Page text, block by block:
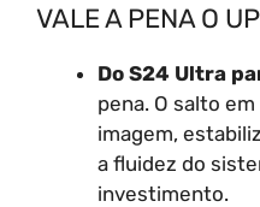
VALE A PENA O
Do S24 Ultra
pena. O salto
imagem,
a fluidez do
investimento.